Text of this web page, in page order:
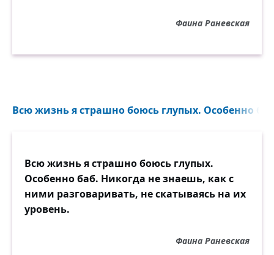
Фаина Раневская
Всю жизнь я страшно боюсь глупых. Особенно
Всю жизнь я страшно боюсь глупых.
Особенно баб. Никогда не знаешь, как с
ними разговаривать, не скатываясь на их
уровень.
Фаина Раневская